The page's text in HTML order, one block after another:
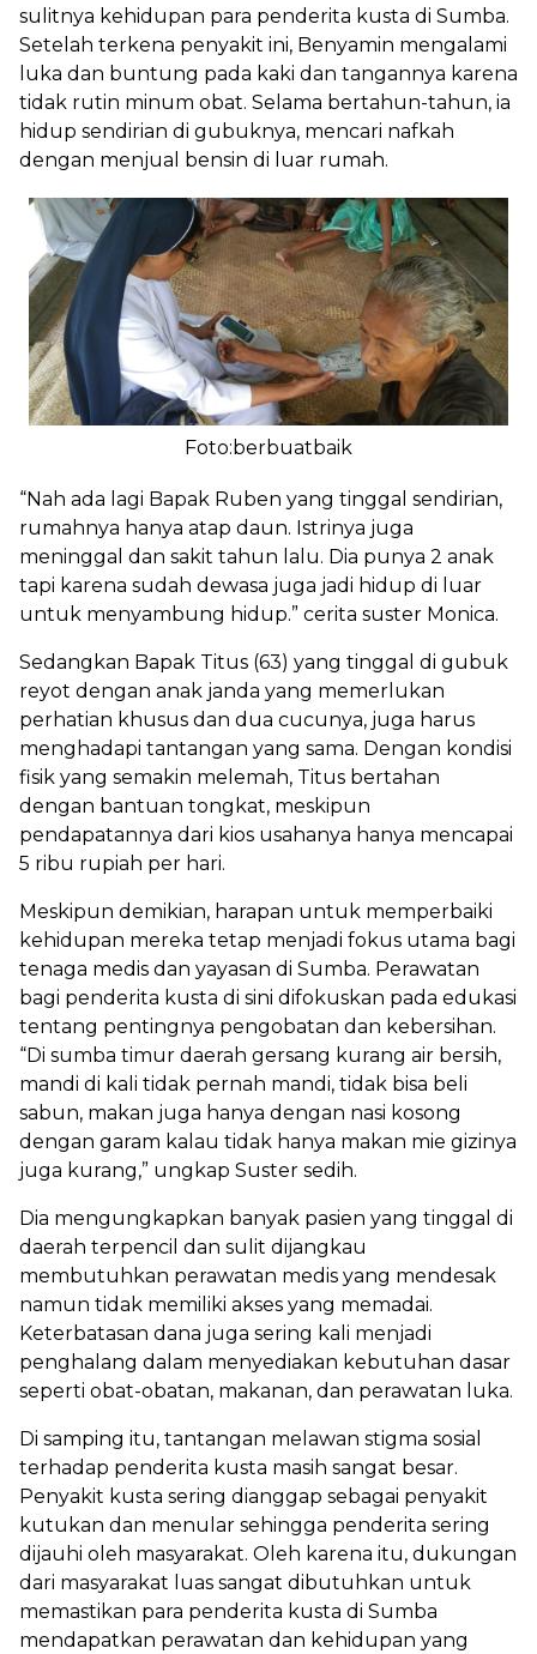
sulitnya kehidupan para penderita kusta di Sumba.
Setelah terkena penyakit ini, Benyamin mengalami
luka dan buntung pada kaki dan tangannya karena
tidak rutin minum obat. Selama bertahun-tahun, ia
hidup sendirian di gubuknya, mencari nafkah
dengan menjual bensin di luar rumah.
Foto:berbuatbaik
“Nah ada lagi Bapak Ruben yang tinggal sendirian,
rumahnya hanya atap daun. Istrinya juga
meninggal dan sakit tahun lalu. Dia punya 2 anak
tapi karena sudah dewasa juga jadi hidup di luar
untuk menyambung hidup.” cerita suster Monica.
Sedangkan Bapak Titus (63) yang tinggal di gubuk
reyot dengan anak janda yang memerlukan
perhatian khusus dan dua cucunya, juga harus
menghadapi tantangan yang sama. Dengan kondisi
fisik yang semakin melemah, Titus bertahan
dengan bantuan tongkat, meskipun
pendapatannya dari kios usahanya hanya mencapai
5 ribu rupiah per hari.
Meskipun demikian, harapan untuk memperbaiki
kehidupan mereka tetap menjadi fokus utama bagi
tenaga medis dan yayasan di Sumba. Perawatan
bagi penderita kusta di sini difokuskan pada edukasi
tentang pentingnya pengobatan dan kebersihan.
“Di sumba timur daerah gersang kurang air bersih,
mandi di kali tidak pernah mandi, tidak bisa beli
sabun, makan juga hanya dengan nasi kosong
dengan garam kalau tidak hanya makan mie gizinya
juga kurang,” ungkap Suster sedih.
Dia mengungkapkan banyak pasien yang tinggal di
daerah terpencil dan sulit dijangkau
membutuhkan perawatan medis yang mendesak
namun tidak memiliki akses yang memadai.
Keterbatasan dana juga sering kali menjadi
penghalang dalam menyediakan kebutuhan dasar
seperti obat-obatan, makanan, dan perawatan luka.
Di samping itu, tantangan melawan stigma sosial
terhadap penderita kusta masih sangat besar.
Penyakit kusta sering dianggap sebagai penyakit
kutukan dan menular sehingga penderita sering
dijauhi oleh masyarakat. Oleh karena itu, dukungan
dari masyarakat luas sangat dibutuhkan untuk
memastikan para penderita kusta di Sumba
mendapatkan perawatan dan kehidupan yang